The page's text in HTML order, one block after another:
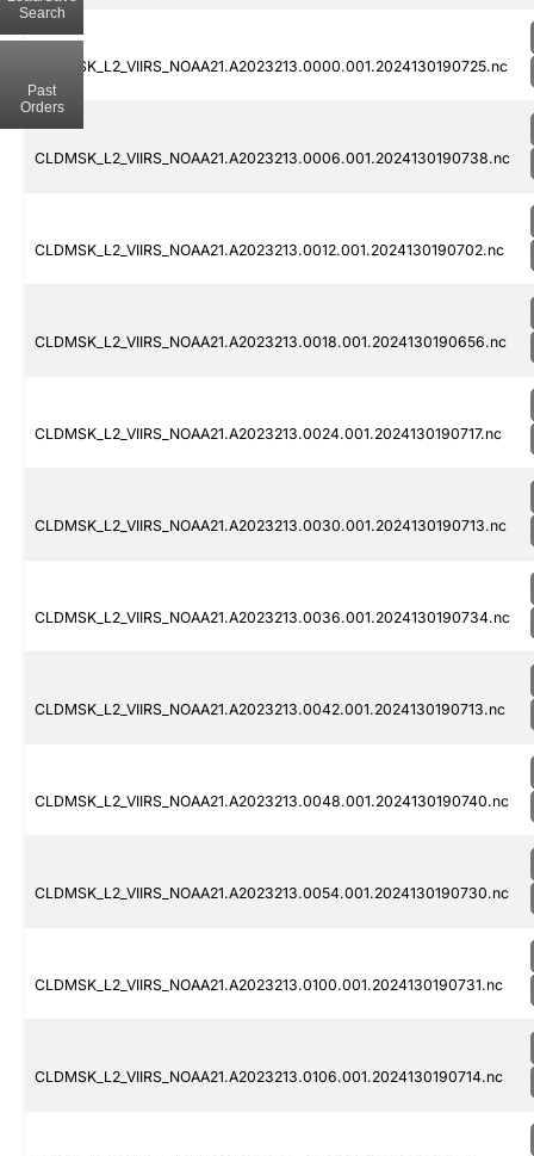
CLDMSK_L2_VIIRS_NOAA21.A2023213.0000.001.2024130190725.nc
CLDMSK_L2_VIIRS_NOAA21.A2023213.0006.001.2024130190738.nc
CLDMSK_L2_VIIRS_NOAA21.A2023213.0012.001.2024130190702.nc
CLDMSK_L2_VIIRS_NOAA21.A2023213.0018.001.2024130190656.nc
CLDMSK_L2_VIIRS_NOAA21.A2023213.0024.001.2024130190717.nc
CLDMSK_L2_VIIRS_NOAA21.A2023213.0030.001.2024130190713.nc
CLDMSK_L2_VIIRS_NOAA21.A2023213.0036.001.2024130190734.nc
CLDMSK_L2_VIIRS_NOAA21.A2023213.0042.001.2024130190713.nc
CLDMSK_L2_VIIRS_NOAA21.A2023213.0048.001.2024130190740.nc
CLDMSK_L2_VIIRS_NOAA21.A2023213.0054.001.2024130190730.nc
CLDMSK_L2_VIIRS_NOAA21.A2023213.0100.001.2024130190731.nc
CLDMSK_L2_VIIRS_NOAA21.A2023213.0106.001.2024130190714.nc
Search
Past
Orders